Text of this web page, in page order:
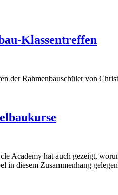
Klassentreffen
der Rahmenbauschüler von
Academy hat auch gezeigt,
in diesem Zusammenhang